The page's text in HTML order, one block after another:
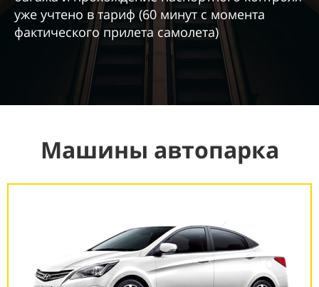
уже учтено в тариф (60 минут с момента
фактического прилета самолета)
Машины автопарка